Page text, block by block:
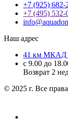
+7 (925) 682-
+7 (495) 532-
Наш адрес
41 км МКАД
с 9.00 до
Возврат 2
© 2025 г. Все